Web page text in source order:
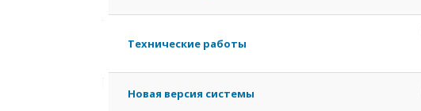
Технические работы
Новая версия системы